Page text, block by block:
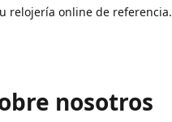
relojería online de referencia.
nosotros